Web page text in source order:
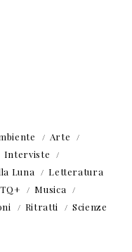
Arte
Interviste
Luna
Letteratura
Musica
Ritratti
Scienze